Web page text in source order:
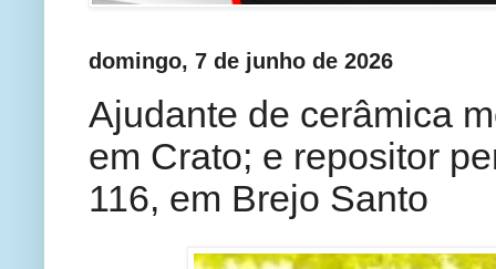
domingo, 7 de junho de 2026
Ajudante de cerâmica
em Crato; e repositor
116, em Brejo Santo